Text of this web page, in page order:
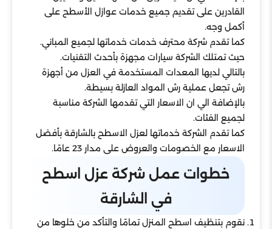
القادرين على تقديم جميع خدمات عوازل الأسطح على
أكمل وجه.
كما تقدم شركة محترف خدمات خدماتها لجميع المباني.
حيث تمتلك الشركة سيارات مجهزة بأحدث التقنيات.
بالتالي لديها المعدات المستخدمة في العزل من أجهزة
رش تجعل عملية رش المواد العازلة بسيطة.
بالإضافة الي ان الاسعار التي تقدمها الشركة مناسبة
لجميع الفئات.
كما تقدم الشركة خدماتها لعزل الاسطح بالشارقة بأفضل
الاسعار مع الخصومات والعروض على مدار 23 عامًا.
خطوات عمل شركة عزل اسطح
في الشارقة
نقوم بتنظيف اسطح المنزل تمامًا والتأكد من خلوها من